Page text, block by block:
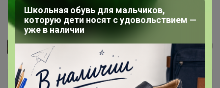
Цена за 3 шт. Пакет подарочный...
Джилка
Школьная обувь для мальчиков,
которую дети носят с удовольствием —
уже в наличии